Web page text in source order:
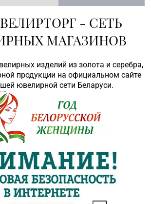
- СЕТЬ
МАГАЗИНОВ
изделий из золота и серебра,
продукции на официальном сайте
ювелирной сети Беларуси.